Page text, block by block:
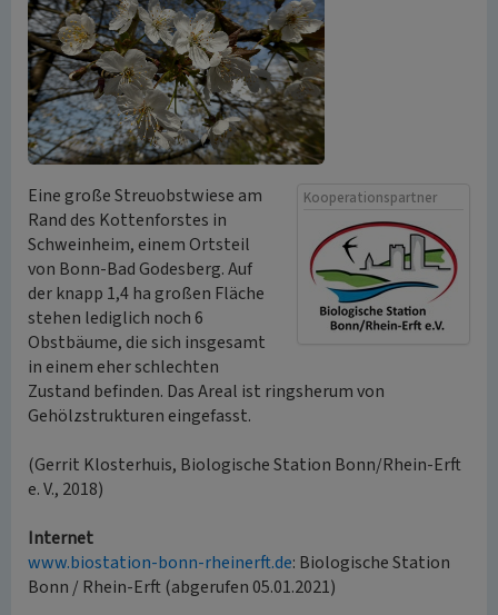
Kooperationspartner
Eine große Streuobstwiese am
Rand des Kottenforstes in
Schweinheim, einem Ortsteil
von Bonn-Bad Godesberg. Auf
der knapp 1,4 ha großen Fläche
stehen lediglich noch 6
Obstbäume, die sich insgesamt
in einem eher schlechten
Zustand befinden. Das Areal ist ringsherum von
Gehölzstrukturen eingefasst.
(Gerrit Klosterhuis, Biologische Station Bonn/Rhein-Erft
e. V., 2018)
Internet
www.biostation-bonn-rheinerft.de: Biologische Station
Bonn / Rhein-Erft (abgerufen 05.01.2021)